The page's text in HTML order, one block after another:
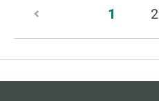
1 Stranica
1
2